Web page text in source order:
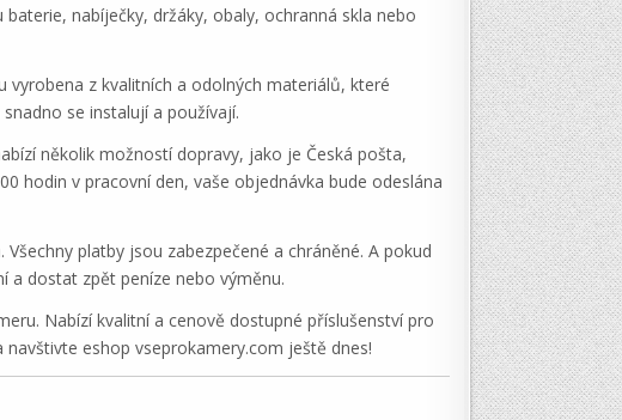
nabíječky, držáky, obaly, ochranná skla nebo
vyrobena z kvalitních a odolných materiálů, které
se instalují a používají.
několik možností dopravy, jako je Česká pošta,
hodin v pracovní den, vaše objednávka bude odeslána
platby jsou zabezpečené a chráněné. A pokud
a dostat zpět peníze nebo výměnu.
Nabízí kvalitní a cenově dostupné příslušenství pro
eshop vseprokamery.com ještě dnes!